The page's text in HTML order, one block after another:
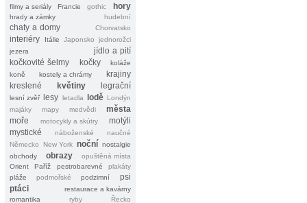
filmy a seriály
Francie gothic hory
hrady a zámky hudební
chaty a domy Chorvatsko
interiéry Itálie Japonsko
jednorožci
jezera
jídlo a pití
kočkovité šelmy
kočky
koláže
koně
kostely a chrámy
krajiny
kreslené
květiny legrační
lesní zvěř lesy letadla lodě Londýn
majáky
mapy medvědi
města
moře
motocykly a skútry
motýli
mystické
náboženské
naučné
Německo
New York noční nostalgie
obchody
obrazy
opuštěná místa
Orient
Paříž pestrobarevné
plakáty
pláže
podmořské podzimní
psi
ptáci
restaurace a kavárny
romantika
ryby Řecko